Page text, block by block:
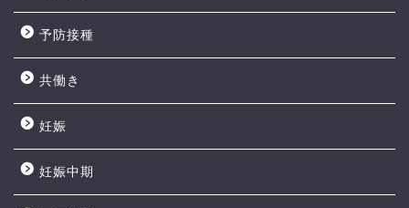
予防接種
共働き
妊娠
妊娠中期